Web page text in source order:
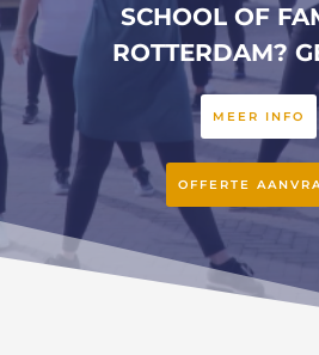
SCHOOL OF
ROTTERDAM?
MEER INFO
OFFERTE